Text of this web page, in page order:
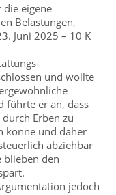
eigene
Belastungen,
Juni 2025 – 10 K
und wollte
führte er an, dass
Erben zu
könne und daher
abziehbar
blieben den
jedoch